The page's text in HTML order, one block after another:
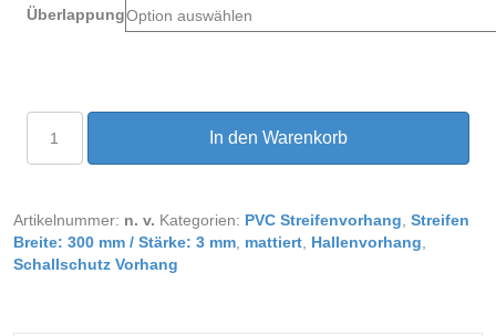
Überlappung
PVC
Streifenvorhang
mattiert
m
Menge
In den Warenkorb
Artikelnummer: n. v. Kategorien: PVC Streifenvorhang Streifen
Breite: 300 mm / Stärke: 3 mm mattiert Hallenvorhang
Schallschutz Vorhang